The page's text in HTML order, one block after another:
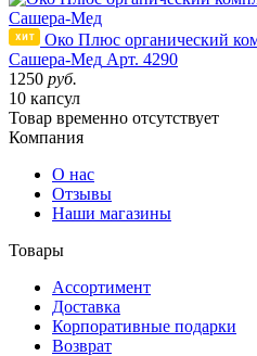
Око Плюс органический
Сашера-Мед Арт. 4290
1250 руб.
10 капсул
Товар временно отсутствует
Компания
О нас
Отзывы
Наши магазины
Товары
Ассортимент
Доставка
Корпоративные подарки
Возврат